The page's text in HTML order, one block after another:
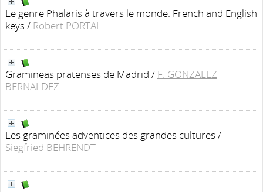
Le genre Phalaris à travers le monde. French and English
keys / Robert PORTAL
Gramineas pratenses de Madrid / F. GONZALEZ
BERNALDEZ
Les graminées adventices des grandes cultures /
Siegfried BEHRENDT